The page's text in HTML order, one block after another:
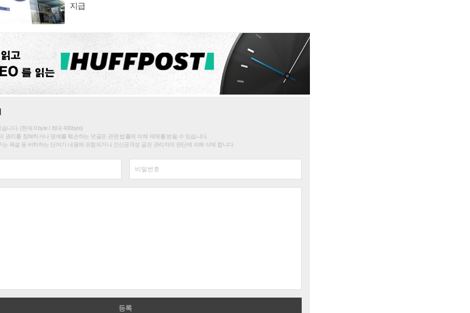
지급
니다. (현재 0 byte / 최대 400byte)
권리를 침해하거나 명예를 훼손하는 댓글은 관련 법률에 의해 제재를 받을 수 있습니다.
는 욕설 등 비하하는 단어가 내용에 포함되거나 인신공격성 글은 관리자의 판단에 의해 삭제 합니다.